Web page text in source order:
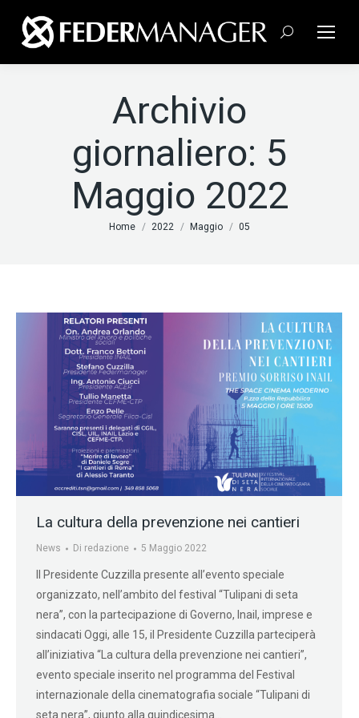
Cerca:
Archivio
giornaliero: 5
Maggio 2022
Tu sei qui:
Home 2022 Maggio 05
La cultura della prevenzione nei cantieri
News Di redazione 5 Maggio 2022
Il Presidente Cuzzilla presente all’evento speciale
organizzato, nell’ambito del festival “Tulipani di seta
nera”, con la partecipazione di Governo, Inail, imprese e
sindacati Oggi, alle 15, il Presidente Cuzzilla parteciperà
all’iniziativa “La cultura della prevenzione nei cantieri”,
evento speciale inserito nel programma del Festival
internazionale della cinematografia sociale “Tulipani di
seta nera”, giunto alla quindicesima…